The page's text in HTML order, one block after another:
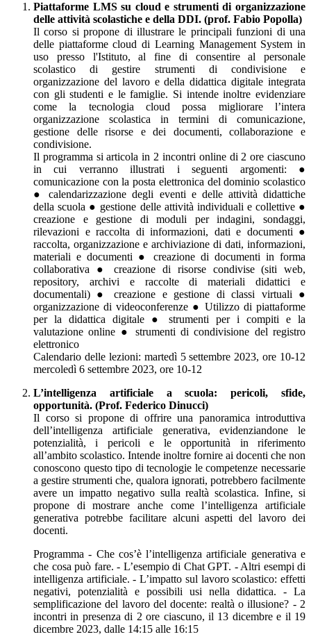
Piattaforme LMS su cloud e strumenti di organizzazione
delle attività scolastiche e della DDI. (prof. Fabio Popolla)
Il corso si propone di illustrare le principali funzioni di una
delle piattaforme cloud di Learning Management System in
uso presso l'Istituto, al fine di consentire al personale
scolastico di gestire strumenti di condivisione e
organizzazione del lavoro e della didattica digitale integrata
con gli studenti e le famiglie. Si intende inoltre evidenziare
come la tecnologia cloud possa migliorare l’intera
organizzazione scolastica in termini di comunicazione,
gestione delle risorse e dei documenti, collaborazione e
condivisione.
Il programma si articola in 2 incontri online di 2 ore ciascuno
in cui verranno illustrati i seguenti argomenti: ●
comunicazione con la posta elettronica del dominio scolastico
● calendarizzazione degli eventi e delle attività didattiche
della scuola ● gestione delle attività individuali e collettive ●
creazione e gestione di moduli per indagini, sondaggi,
rilevazioni e raccolta di informazioni, dati e documenti ●
raccolta, organizzazione e archiviazione di dati, informazioni,
materiali e documenti ● creazione di documenti in forma
collaborativa ● creazione di risorse condivise (siti web,
repository, archivi e raccolte di materiali didattici e
documentali) ● creazione e gestione di classi virtuali ●
organizzazione di videoconferenze ● Utilizzo di piattaforme
per la didattica digitale ● strumenti per i compiti e la
valutazione online ● strumenti di condivisione del registro
elettronico
Calendario delle lezioni: martedì 5 settembre 2023, ore 10-12
mercoledì 6 settembre 2023, ore 10-12
L’intelligenza artificiale a scuola: pericoli, sfide,
opportunità. (Prof. Federico Dinucci)
Il corso si propone di offrire una panoramica introduttiva
dell’intelligenza artificiale generativa, evidenziandone le
potenzialità, i pericoli e le opportunità in riferimento
all’ambito scolastico. Intende inoltre fornire ai docenti che non
conoscono questo tipo di tecnologie le competenze necessarie
a gestire strumenti che, qualora ignorati, potrebbero facilmente
avere un impatto negativo sulla realtà scolastica. Infine, si
propone di mostrare anche come l’intelligenza artificiale
generativa potrebbe facilitare alcuni aspetti del lavoro dei
docenti.
Programma - Che cos’è l’intelligenza artificiale generativa e
che cosa può fare. - L’esempio di Chat GPT. - Altri esempi di
intelligenza artificiale. - L’impatto sul lavoro scolastico: effetti
negativi, potenzialità e possibili usi nella didattica. - La
semplificazione del lavoro del docente: realtà o illusione? - 2
incontri in presenza di 2 ore ciascuno, il 13 dicembre e il 19
dicembre 2023, dalle 14:15 alle 16:15